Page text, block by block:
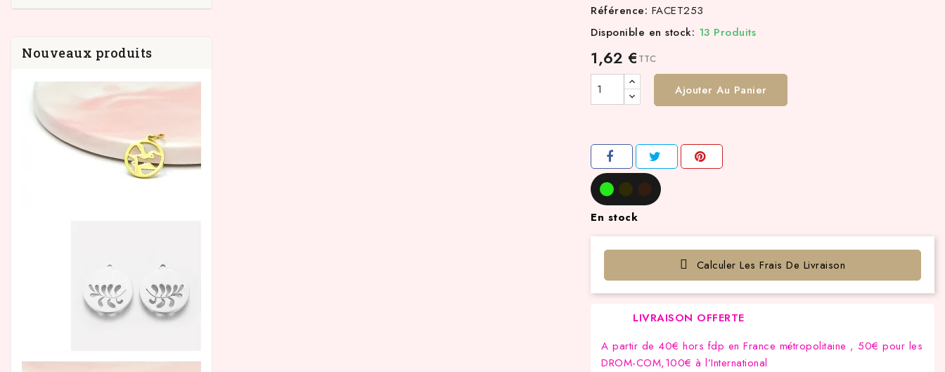
Nouveaux produits
Référence: FACET253
Disponible en stock: 13 Produits
1,62 € TTC
Ajouter Au Panier
En stock
Calculer Les Frais De Livraison
LIVRAISON OFFERTE
A partir de 40€ hors fdp en France métropolitaine , 50€ pour les
DROM-COM,100€ à l’International